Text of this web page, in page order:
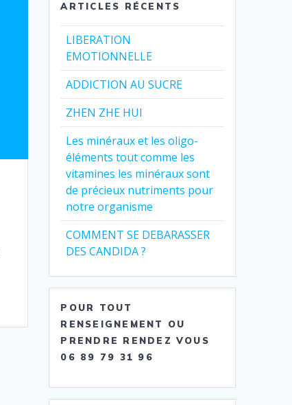
ARTICLES RÉCENTS
LIBERATION
EMOTIONNELLE
ADDICTION AU SUCRE
ZHEN ZHE HUI
Les minéraux et les oligo-
éléments tout comme les
vitamines les minéraux sont
de précieux nutriments pour
notre organisme
COMMENT SE DEBARASSER
DES CANDIDA ?
POUR TOUT
RENSEIGNEMENT OU
PRENDRE RENDEZ VOUS
06 89 79 31 96